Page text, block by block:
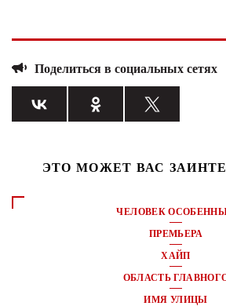
Поделиться в социальных сетях
ЭТО МОЖЕТ ВАС
ЧЕЛОВЕК
ПРЕМЬЕРА
ХАЙП
ОБЛАСТЬ
ИМЯ УЛИЦЫ